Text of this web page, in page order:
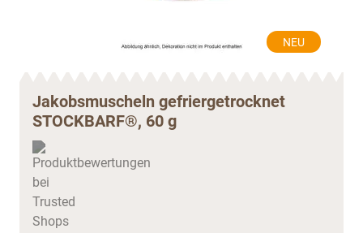
NEU
Jakobsmuscheln gefriergetrocknet
STOCKBARF®, 60 g